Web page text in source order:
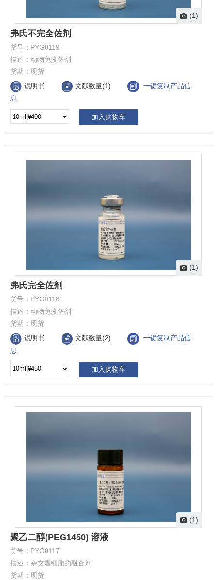
(1)
弗氏不完全佐剂
货号： PYG0119
描述： 动物免疫佐剂
货期： 现货
说明书
文献数量(1)
一键复制产品信
息
加入购物车
(1)
弗氏完全佐剂
货号： PYG0118
描述： 动物免疫佐剂
货期： 现货
说明书
文献数量(2)
一键复制产品信
息
加入购物车
(1)
聚乙二醇(PEG1450) 溶液
货号： PYG0117
描述： 杂交瘤细胞的融合剂
货期： 现货